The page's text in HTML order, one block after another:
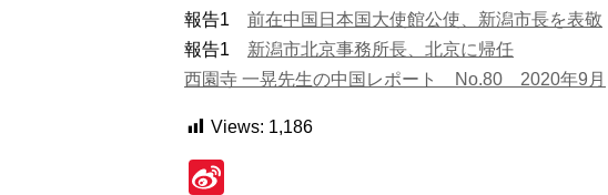
報告1 前在中国日本国大使館公使、新潟市長を表敬
報告1 新潟市北京事務所長、北京に帰任
西園寺 一晃先生の中国レポート No.80 2020年9月
Views: 1,186